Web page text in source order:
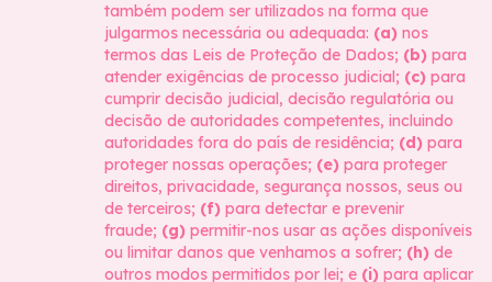
também podem ser utilizados na forma que
julgarmos necessária ou adequada: (a) nos
termos das Leis de Proteção de Dados; (b) para
atender exigências de processo judicial; (c) para
cumprir decisão judicial, decisão regulatória ou
decisão de autoridades competentes, incluindo
autoridades fora do país de residência; (d) para
proteger nossas operações; (e) para proteger
direitos, privacidade, segurança nossos, seus ou
de terceiros; (f) para detectar e prevenir
fraude; (g) permitir-nos usar as ações disponíveis
ou limitar danos que venhamos a sofrer; (h) de
outros modos permitidos por lei; e (i) para aplicar